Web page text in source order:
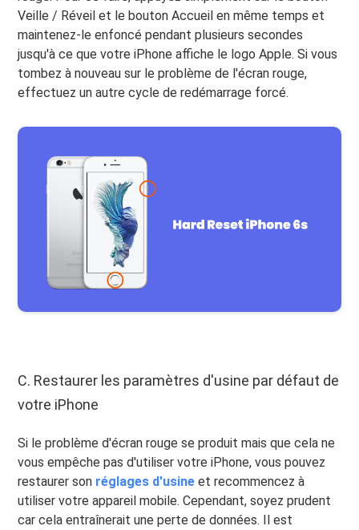
Veille / Réveil et le bouton Accueil en même temps et
maintenez-le enfoncé pendant plusieurs secondes
jusqu'à ce que votre iPhone affiche le logo Apple. Si vous
tombez à nouveau sur le problème de l'écran rouge,
effectuez un autre cycle de redémarrage forcé.
C. Restaurer les paramètres d'usine par défaut de
votre iPhone
Si le problème d'écran rouge se produit mais que cela ne
vous empêche pas d'utiliser votre iPhone, vous pouvez
restaurer son réglages d'usine et recommencez à
utiliser votre appareil mobile. Cependant, soyez prudent
car cela entraînerait une perte de données. Il est